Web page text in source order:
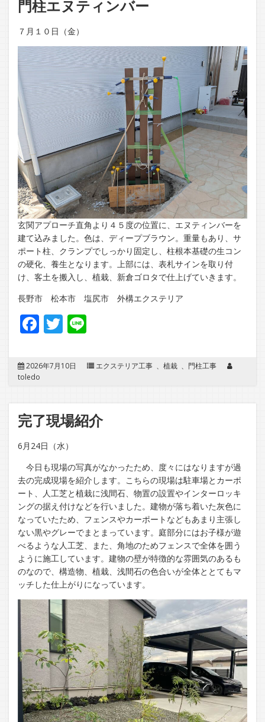
門柱エヌティンバー
７月１０日（金）
玄関アプローチ直角より４５度の位置に、エヌティンバーを
建て込みました。色は、ディープブラウン。重量もあり、サ
ポート柱、クランプでしっかり固定し、柱根本基礎の生コン
の硬化、養生となります。上部には、表札サインを取り付
け、客土を搬入し、植栽、新倉ゴロタで仕上げていきます。
長野市 松本市 塩尻市 外構エクステリア
Facebook
Twitter
2026年7月10日 エクステリア工事 、 植栽 、 門柱工事
toledo
完了現場紹介
6月24日（水）
今日も現場の写真がなかったため、度々にはなりますが過
去の完成現場を紹介します。こちらの現場は駐車場とカーポ
ート、人工芝と植栽に浅間石、物置の設置やインターロッキ
ングの据え付けなどを行いました。建物が落ち着いた灰色に
なっていたため、フェンスやカーポートなどもあまり主張し
ない黒やグレーでまとまっています。庭部分にはお子様が遊
べるような人工芝、また、角地のためフェンスで全体を囲う
ように施工しています。建物の壁が特徴的な雰囲気のあるも
のなので、構造物、植栽、浅間石の色合いが全体ととてもマ
ッチした仕上がりになっています。